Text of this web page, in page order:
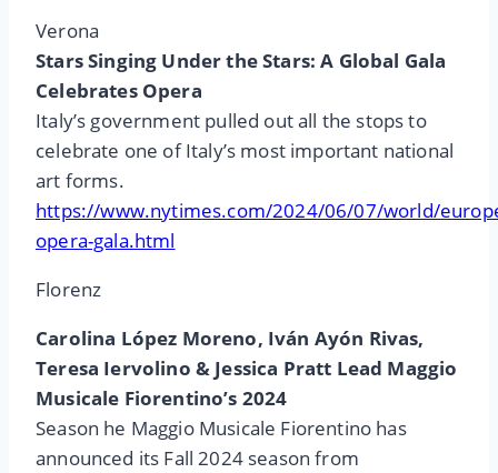
Verona
Stars Singing Under the Stars: A Global Gala
Celebrates Opera
Italy’s government pulled out all the stops to
celebrate one of Italy’s most important national
art forms.
https://www.nytimes.com/2024/06/07/world/
opera-gala.html
Florenz
Carolina López Moreno, Iván Ayón Rivas,
Teresa Iervolino & Jessica Pratt Lead Maggio
Musicale Fiorentino’s 2024
Season he Maggio Musicale Fiorentino has
announced its Fall 2024 season from